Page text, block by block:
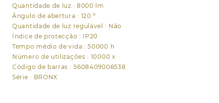
Quantidade de luz : 8000 lm
Ângulo de abertura : 120 º
Quantidade de luz regulável : Não
Índice de protecção : IP20
Tempo médio de vida : 50000 h
Número de utilizações : 10000 x
Código de barras : 5608409006538
Série : BRONX